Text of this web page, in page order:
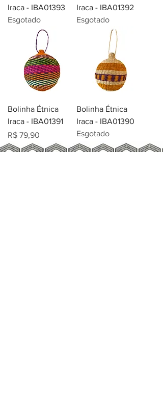
Iraca - IBA01393
Esgotado
Iraca - IBA01392
Esgotado
Bolinha Étnica
Iraca - IBA01391
Preço
R$ 79,90
Bolinha Étnica
Iraca - IBA01390
Esgotado